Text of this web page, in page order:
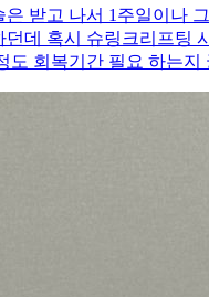
은 받고 나서 1주일이나
던데 혹시 슈링크리프팅
도 회복기간 필요 하는지